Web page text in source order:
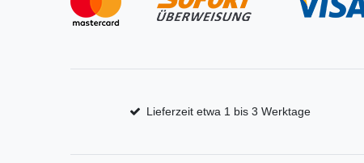
Lieferzeit etwa 1 bis 3 Werktage